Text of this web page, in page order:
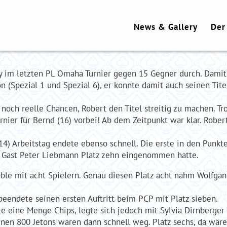
News & Gallery
letzten PL Omaha Turnier gegen 15 Gegner durch.
(Spezial 1 und Spezial 6), er konnte damit auch seinen
reelle Chancen, Robert den Titel streitig zu machen.
für Bernd (16) vorbei! Ab dem Zeitpunkt war klar.
Arbeitstag endete ebenso schnell. Die erste in den
Peter Liebmann Platz zehn eingenommen hatte.
mit acht Spielern. Genau diesen Platz acht nahm
seinen ersten Auftritt beim PCP mit Platz sieben.
eine Menge Chips, legte sich jedoch mit Sylvia
800 Jetons waren dann schnell weg. Platz sechs, da